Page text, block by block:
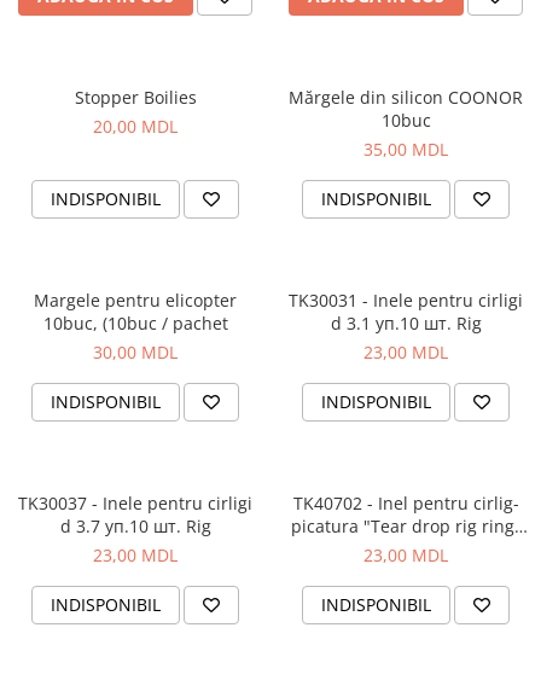
Corturi, Pavilioane
Scaune
Imbracaminte, incaltaminte
Imbracaminte
Incaltaminte
Pescuit la Fitofag
Stopper Boilies
20,00 MDL
INDISPONIBIL
Mărgele din silicon COONOR
10buc
35,00 MDL
INDISPONIBIL
Margele pentru elicopter
10buc, (10buc / pachet
30,00 MDL
INDISPONIBIL
TK30031 - Inele pentru cirligi
d 3.1 уп.10 шт. Rig
23,00 MDL
INDISPONIBIL
TK30037 - Inele pentru cirligi
d 3.7 уп.10 шт. Rig
23,00 MDL
INDISPONIBIL
TK40702 - Inel pentru cirlig-
picatura "Tear drop rig ring"
3mm уп/10шт
23,00 MDL
INDISPONIBIL